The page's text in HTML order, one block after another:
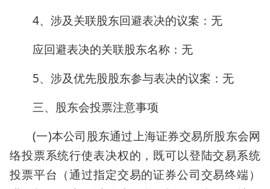
4、涉及关联股东回避表决的议案：无
应回避表决的关联股东名称：无
5、涉及优先股股东参与表决的议案：无
三、股东会投票注意事项
(一)本公司股东通过上海证券交易所股东会网
络投票系统行使表决权的，既可以登陆交易系统
投票平台（通过指定交易的证券公司交易终端）